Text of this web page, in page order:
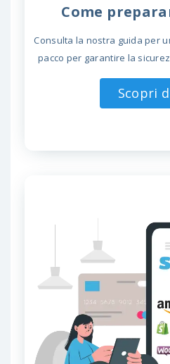
Come
Consulta la nostra guida per
pacco per garantire la
Scopri